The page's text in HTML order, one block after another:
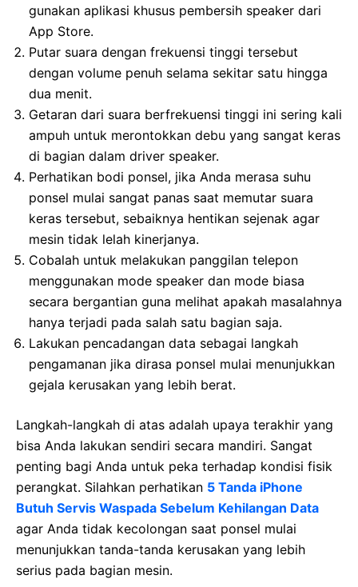
gunakan aplikasi khusus pembersih speaker dari
App Store.
Putar suara dengan frekuensi tinggi tersebut
dengan volume penuh selama sekitar satu hingga
dua menit.
Getaran dari suara berfrekuensi tinggi ini sering kali
ampuh untuk merontokkan debu yang sangat keras
di bagian dalam driver speaker.
Perhatikan bodi ponsel, jika Anda merasa suhu
ponsel mulai sangat panas saat memutar suara
keras tersebut, sebaiknya hentikan sejenak agar
mesin tidak lelah kinerjanya.
Cobalah untuk melakukan panggilan telepon
menggunakan mode speaker dan mode biasa
secara bergantian guna melihat apakah masalahnya
hanya terjadi pada salah satu bagian saja.
Lakukan pencadangan data sebagai langkah
pengamanan jika dirasa ponsel mulai menunjukkan
gejala kerusakan yang lebih berat.
Langkah-langkah di atas adalah upaya terakhir yang
bisa Anda lakukan sendiri secara mandiri. Sangat
penting bagi Anda untuk peka terhadap kondisi fisik
perangkat. Silahkan perhatikan 5 Tanda iPhone
Butuh Servis Waspada Sebelum Kehilangan Data
agar Anda tidak kecolongan saat ponsel mulai
menunjukkan tanda-tanda kerusakan yang lebih
serius pada bagian mesin.